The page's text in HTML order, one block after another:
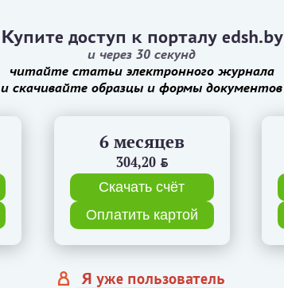
Купите доступ к порталу edsh.by
и через 30 секунд
читайте статьи электронного журнала
и скачивайте образцы и формы документов
6 месяцев
304,20 BYN
Скачать счёт
Оплатить картой
Я уже пользователь